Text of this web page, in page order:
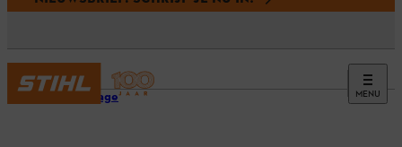
MENU
Homepage